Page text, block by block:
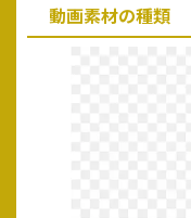
動画素材の種類